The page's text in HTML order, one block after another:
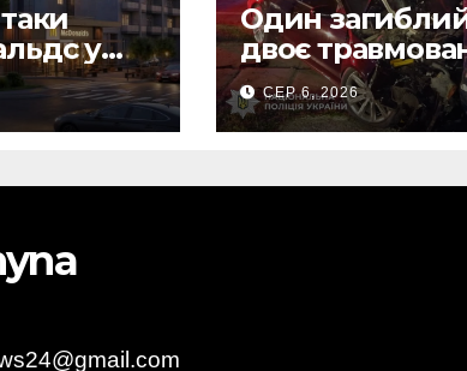
у
(Фото)
Один
двоє
внаслідок ДТП
Самбірщині
СЕР 6, 2026